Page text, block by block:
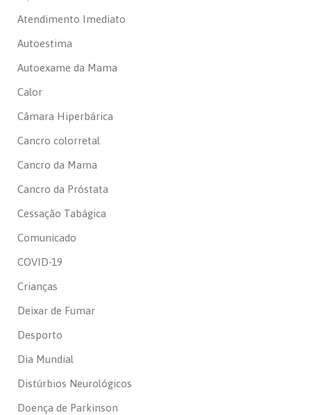
Atendimento Imediato
Autoestima
Autoexame da Mama
Calor
Câmara Hiperbárica
Cancro colorretal
Cancro da Mama
Cancro da Próstata
Cessação Tabágica
Comunicado
COVID-19
Crianças
Deixar de Fumar
Desporto
Dia Mundial
Distúrbios Neurológicos
Doença de Parkinson